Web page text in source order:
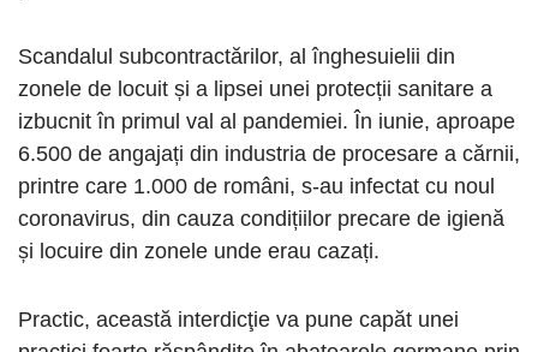
Scandalul subcontractărilor, al înghesuielii din
zonele de locuit și a lipsei unei protecții sanitare a
izbucnit în primul val al pandemiei. În iunie, aproape
6.500 de angajați din industria de procesare a cărnii,
printre care 1.000 de români, s-au infectat cu noul
coronavirus, din cauza condițiilor precare de igienă
și locuire din zonele unde erau cazați.
Practic, această interdicţie va pune capăt unei